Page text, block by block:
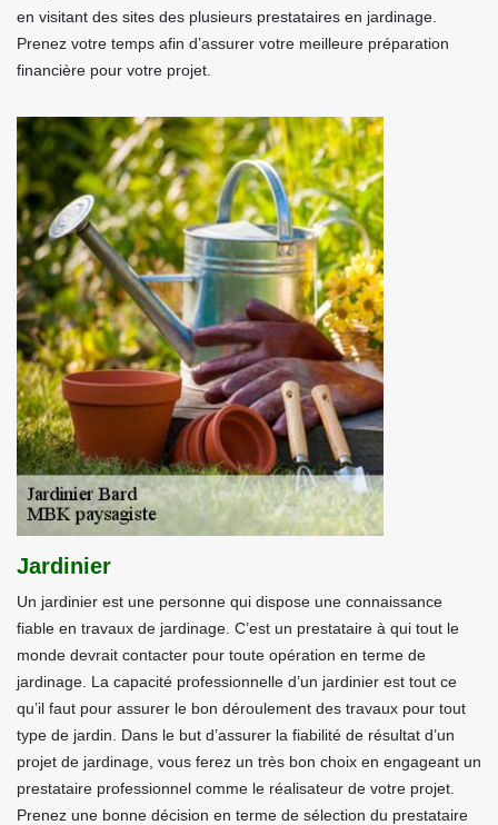
en visitant des sites des plusieurs prestataires en jardinage.
Prenez votre temps afin d’assurer votre meilleure préparation
financière pour votre projet.
Jardinier
Un jardinier est une personne qui dispose une connaissance
fiable en travaux de jardinage. C’est un prestataire à qui tout le
monde devrait contacter pour toute opération en terme de
jardinage. La capacité professionnelle d’un jardinier est tout ce
qu’il faut pour assurer le bon déroulement des travaux pour tout
type de jardin. Dans le but d’assurer la fiabilité de résultat d’un
projet de jardinage, vous ferez un très bon choix en engageant un
prestataire professionnel comme le réalisateur de votre projet.
Prenez une bonne décision en terme de sélection du prestataire